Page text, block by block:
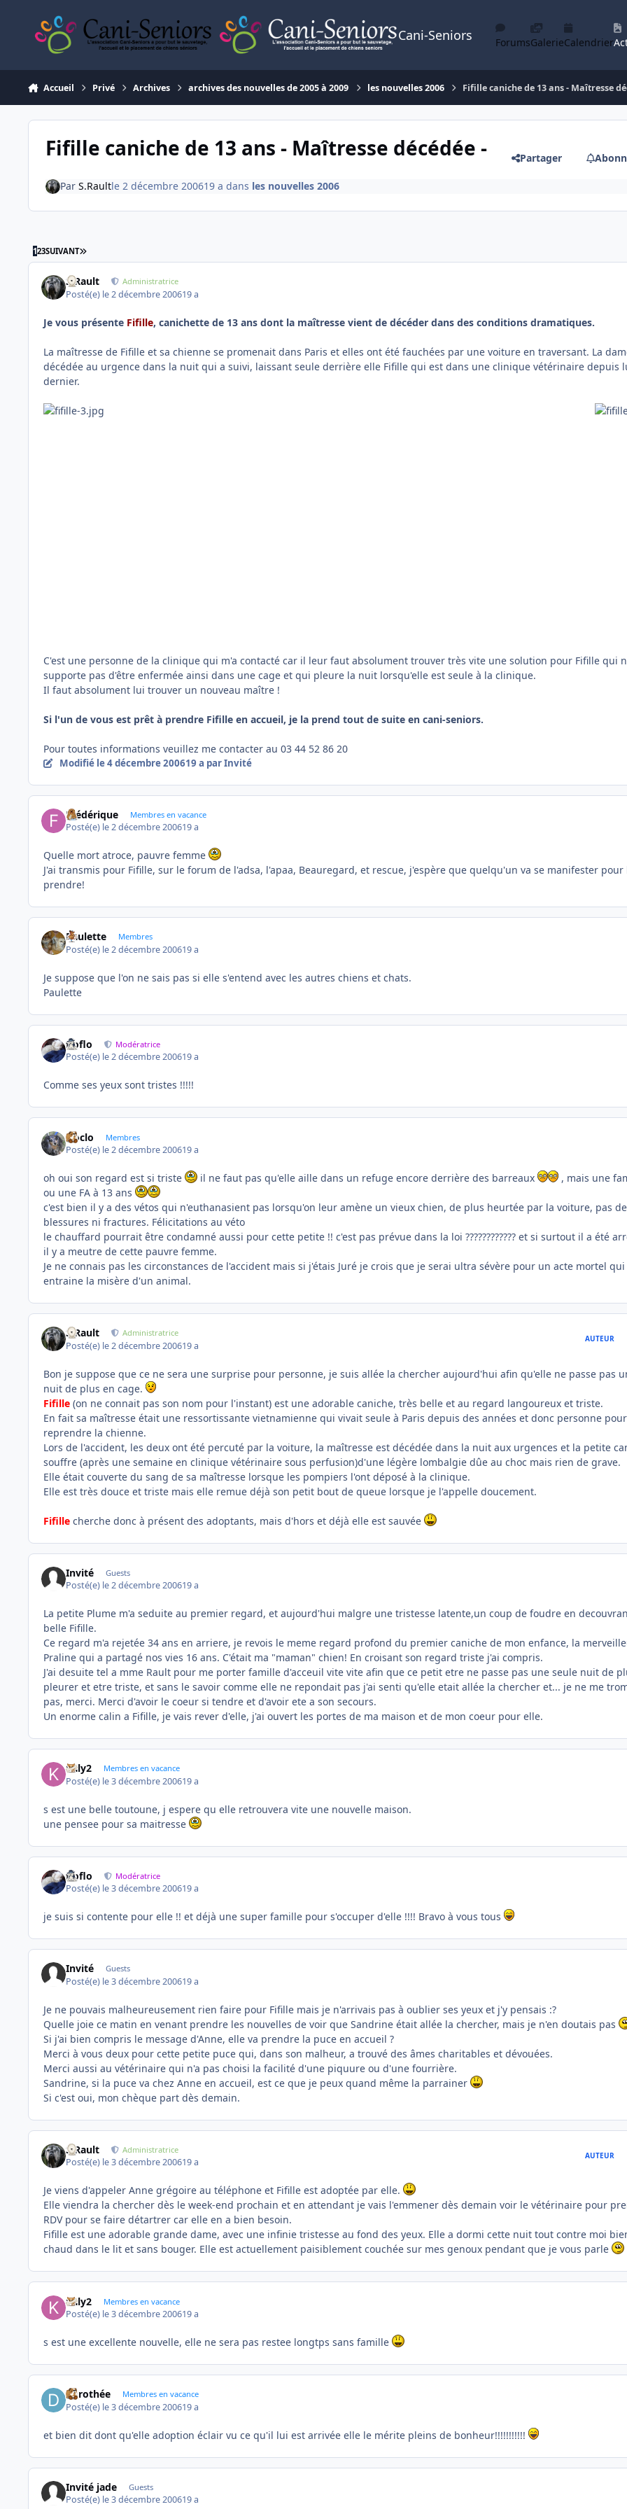
Cani-Seniors ForumsGalerieCalendrier
Accueil Privé Archives archives des nouvelles de 2005 à 2009 les nouvelles 2006 Fifille caniche de 13 ans - Maîtresse
Fifille caniche de 13 ans - Maîtresse décédée - Partager
Par S.Raultle 2 décembre 200619 a dans les nouvelles 2006
123SUIVANT DERNIÈRE PAGE
S.Rault Administratrice
Posté(e) le 2 décembre 200619 a
Je vous présente Fifille, canichette de 13 ans dont la maîtresse vient de décéder dans des conditions dramatiques.
La maîtresse de Fifille et sa chienne se promenait dans Paris et elles ont été fauchées par une voiture en traversant. La
décédée au urgence dans la nuit qui a suivi, laissant seule derrière elle Fifille qui est dans une clinique vétérinaire depuis
dernier.
C'est une personne de la clinique qui m'a contacté car il leur faut absolument trouver très vite une solution pour Fifille qui
supporte pas d'être enfermée ainsi dans une cage et qui pleure la nuit lorsqu'elle est seule à la clinique.
Il faut absolument lui trouver un nouveau maître !
Si l'un de vous est prêt à prendre Fifille en accueil, je la prend tout de suite en cani-seniors.
Pour toutes informations veuillez me contacter au 03 44 52 86 20
Modifié le 4 décembre 200619 a par Invité
Frédérique Membres en vacance
Posté(e) le 2 décembre 200619 a
Quelle mort atroce, pauvre femme
J'ai transmis pour Fifille, sur le forum de l'adsa, l'apaa, Beauregard, et rescue, j'espère que quelqu'un va se manifester pour
prendre!
Paulette Membres
Posté(e) le 2 décembre 200619 a
Je suppose que l'on ne sais pas si elle s'entend avec les autres chiens et chats.
Paulette
floflo Modératrice
Posté(e) le 2 décembre 200619 a
Comme ses yeux sont tristes !!!!!
cloclo Membres
Posté(e) le 2 décembre 200619 a
oh oui son regard est si triste il ne faut pas qu'elle aille dans un refuge encore derrière des barreaux
, mais une
ou une FA à 13 ans
c'est bien il y a des vétos qui n'euthanasient pas lorsqu'on leur amène un vieux chien, de plus heurtée par la voiture, pas de
blessures ni fractures. Félicitations au véto
le chauffard pourrait être condamné aussi pour cette petite !! c'est pas prévue dans la loi ???????????? et si surtout il a été
il y a meutre de cette pauvre femme.
Je ne connais pas les circonstances de l'accident mais si j'étais Juré je crois que je serai ultra sévère pour un acte mortel qui
entraine la misère d'un animal.
S.Rault Administratrice
Posté(e) le 2 décembre 200619 a
AUTEUR
Bon je suppose que ce ne sera une surprise pour personne, je suis allée la chercher aujourd'hui afin qu'elle ne passe pas
nuit de plus en cage.
Fifille (on ne connait pas son nom pour l'instant) est une adorable caniche, très belle et au regard langoureux et triste.
En fait sa maîtresse était une ressortissante vietnamienne qui vivait seule à Paris depuis des années et donc personne pour
reprendre la chienne.
Lors de l'accident, les deux ont été percuté par la voiture, la maîtresse est décédée dans la nuit aux urgences et la petite
souffre (après une semaine en clinique vétérinaire sous perfusion)d'une légère lombalgie dûe au choc mais rien de grave.
Elle était couverte du sang de sa maîtresse lorsque les pompiers l'ont déposé à la clinique.
Elle est très douce et triste mais elle remue déjà son petit bout de queue lorsque je l'appelle doucement.
Fifille cherche donc à présent des adoptants, mais d'hors et déjà elle est sauvée
Invité Guests
Posté(e) le 2 décembre 200619 a
La petite Plume m'a seduite au premier regard, et aujourd'hui malgre une tristesse latente,un coup de foudre en
belle Fifille.
Ce regard m'a rejetée 34 ans en arriere, je revois le meme regard profond du premier caniche de mon enfance, la
Praline qui a partagé nos vies 16 ans. C'était ma "maman" chien! En croisant son regard triste j'ai compris.
J'ai desuite tel a mme Rault pour me porter famille d'acceuil vite vite afin que ce petit etre ne passe pas une seule nuit de
pleurer et etre triste, et sans le savoir comme elle ne repondait pas j'ai senti qu'elle etait allée la chercher et... je ne me
pas, merci. Merci d'avoir le coeur si tendre et d'avoir ete a son secours.
Un enorme calin a Fifille, je vais rever d'elle, j'ai ouvert les portes de ma maison et de mon coeur pour elle.
kaly2 Membres en vacance
Posté(e) le 3 décembre 200619 a
s est une belle toutoune, j espere qu elle retrouvera vite une nouvelle maison.
une pensee pour sa maitresse
floflo Modératrice
Posté(e) le 3 décembre 200619 a
je suis si contente pour elle !! et déjà une super famille pour s'occuper d'elle !!!! Bravo à vous tous
Invité Guests
Posté(e) le 3 décembre 200619 a
Je ne pouvais malheureusement rien faire pour Fifille mais je n'arrivais pas à oublier ses yeux et j'y pensais :?
Quelle joie ce matin en venant prendre les nouvelles de voir que Sandrine était allée la chercher, mais je n'en doutais pas
Si j'ai bien compris le message d'Anne, elle va prendre la puce en accueil ?
Merci à vous deux pour cette petite puce qui, dans son malheur, a trouvé des âmes charitables et dévouées.
Merci aussi au vétérinaire qui n'a pas choisi la facilité d'une piquure ou d'une fourrière.
Sandrine, si la puce va chez Anne en accueil, est ce que je peux quand même la parrainer
Si c'est oui, mon chèque part dès demain.
S.Rault Administratrice
Posté(e) le 3 décembre 200619 a
AUTEUR
Je viens d'appeler Anne grégoire au téléphone et Fifille est adoptée par elle.
Elle viendra la chercher dès le week-end prochain et en attendant je vais l'emmener dès demain voir le vétérinaire pour
RDV pour se faire détartrer car elle en a bien besoin.
Fifille est une adorable grande dame, avec une infinie tristesse au fond des yeux. Elle a dormi cette nuit tout contre moi
chaud dans le lit et sans bouger. Elle est actuellement paisiblement couchée sur mes genoux pendant que je vous parle
kaly2 Membres en vacance
Posté(e) le 3 décembre 200619 a
s est une excellente nouvelle, elle ne sera pas restee longtps sans famille
dorothée Membres en vacance
Posté(e) le 3 décembre 200619 a
et bien dit dont qu'elle adoption éclair vu ce qu'il lui est arrivée elle le mérite pleins de bonheur!!!!!!!!!!!
Invité jade Guests
Posté(e) le 3 décembre 200619 a